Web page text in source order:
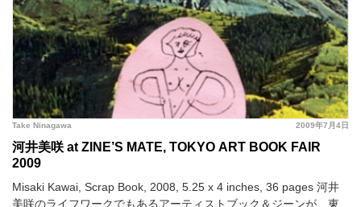
2009年7月4日
Take Ninagawa
河井美咲 at ZINE’S MATE, TOKYO ART BOOK FAIR
2009
Misaki Kawai, Scrap Book, 2008, 5.25 x 4 inches, 36 pages 河井
美咲のライフワークでもあるアーティストブック＆ジーンが、東